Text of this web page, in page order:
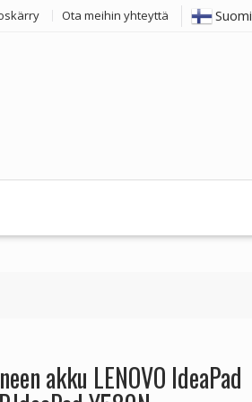
Ota meihin yhteyttä Suomi
akku LENOVO IdeaPad